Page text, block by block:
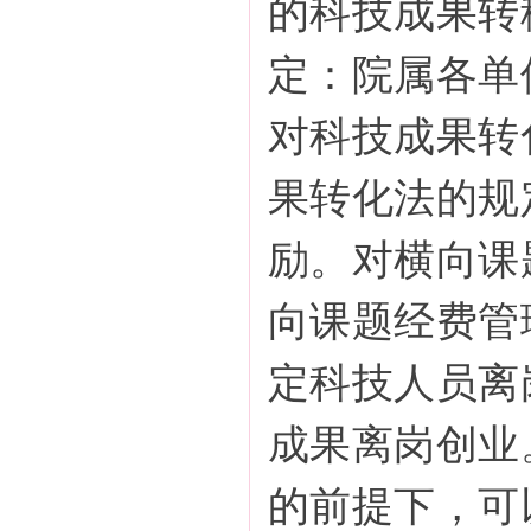
的科技成果
定：院属各
对科技成果
果转化法的
励。对横向
向课题经费
定科技人员
成果离岗创
的前提下，